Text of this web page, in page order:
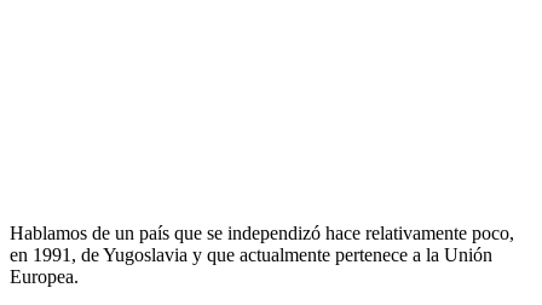
Hablamos de un país que se independizó hace relativamente poco,
en 1991, de Yugoslavia y que actualmente pertenece a la Unión
Europea.